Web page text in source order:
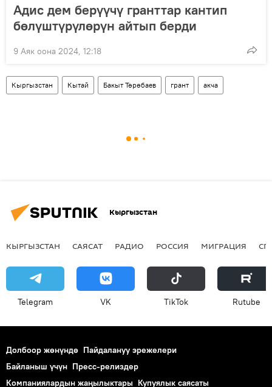
Адис дем берүүчү гранттар кантип
бөлүштүрүлөрүн айтып берди
9 Аяк оона 2024, 12:18
Кыргызстан Кытай Бакыт Төрөбаев грант акча
Кыргызстан
КЫРГЫЗСТАН САЯСАТ РАДИО РОССИЯ МИГРАЦИЯ
Telegram VK ТikТоk Rutube
Долбоор жөнүндө Пайдалануу эрежелери
Байланыш үчүн Пресс-релиздер
Компаниялардын жаңылыктары Купуялык саясаты